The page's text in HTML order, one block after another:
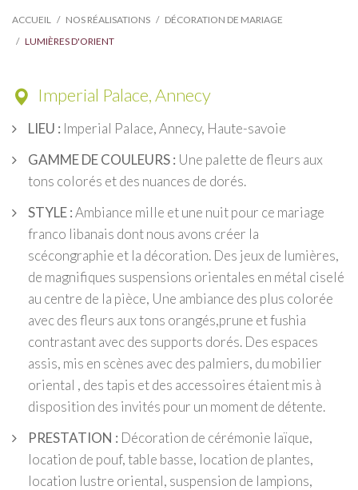
ACCUEIL NOS RÉALISATIONS
DÉCORATION DE MARIAGE
LUMIÈRES D'ORIENT
Imperial Palace, Annecy
LIEU : Imperial Palace, Annecy, Haute-savoie
GAMME DE COULEURS : Une palette de fleurs aux
tons colorés et des nuances de dorés.
STYLE :Ambiance mille et une nuit pour ce mariage
franco libanais dont nous avons créer la
scécongraphie et la décoration. Des jeux de lumières,
de magnifiques suspensions orientales en métal ciselé
au centre de la pièce, Une ambiance des plus colorée
avec des fleurs aux tons orangés,prune et fushia
contrastant avec des supports dorés. Des espaces
assis, mis en scènes avec des palmiers, du mobilier
oriental , des tapis et des accessoires étaient mis à
disposition des invités pour un moment de détente.
PRESTATION : Décoration de cérémonie laïque,
location de pouf, table basse, location de plantes,
location lustre oriental, suspension de lampions,